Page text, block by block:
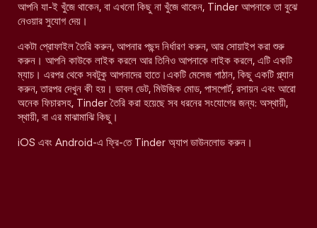
আপনি যা-ই খুঁজে থাকেন, বা এখনো কিছু না খুঁজে থাকেন, Tinder আপনাকে তা বুঝে
নেওয়ার সুযোগ দেয়।
একটা প্রোফাইল তৈরি করুন, আপনার পছন্দ নির্ধারণ করুন, আর সোয়াইপ করা শুরু
করুন। আপনি কাউকে লাইক করলে আর তিনিও আপনাকে লাইক করলে, এটি একটি
ম্যাচ। এরপর থেকে সবটুকু আপনাদের হাতে।একটি মেসেজ পাঠান, কিছু একটি প্ল্যান
করুন, তারপর দেখুন কী হয়। ডাবল ডেট, মিউজিক মোড, পাসপোর্ট, রসায়ন এবং আরো
অনেক ফিচারসহ, Tinder তৈরি করা হয়েছে সব ধরনের সংযোগের জন্য: অস্থায়ী,
স্থায়ী, বা এর মাঝামাঝি কিছু।
iOS এবং Android-এ ফ্রি-তে Tinder অ্যাপ ডাউনলোড করুন।